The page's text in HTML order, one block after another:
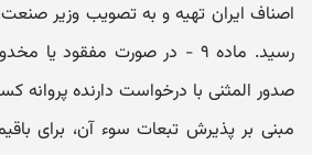
اصناف ایران تهیه و به تصویب وزیر
رسید. ماده ۹ - در صورت مفقود
صدور المثنی با درخواست دارنده پروانه
مبنی بر پذیرش تبعات سوء آن، برای